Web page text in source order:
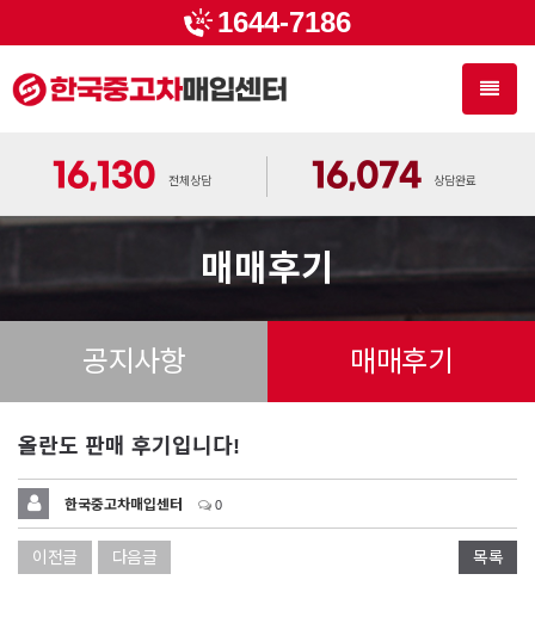
1644-7186
Toggle
16,130 전체상담 16,074 상담완료
매매후기
공지사항 매매후기
올란도 판매 후기입니다!
한국중고차매입센터 0
이전글 다음글 목록